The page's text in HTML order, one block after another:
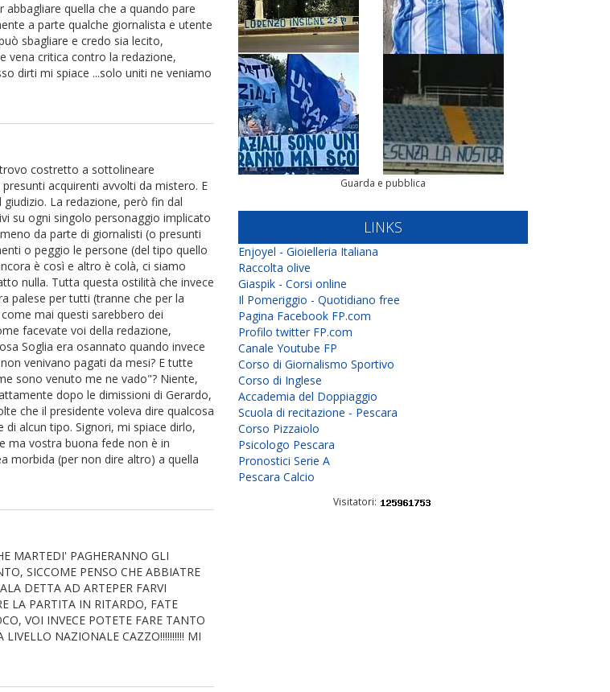
quella che a quando pare
a parte qualche giornalista e utente
sbagliare e credo sia lecito,
vena critica contro la redazione,
dirti mi spiace ...solo uniti ne veniamo
costretto a sottolineare
acquirenti avvolti da mistero. E
La redazione, però fin dal
su ogni singolo personaggio implicato
da parte di giornalisti (o presunti
o peggio le persone (del tipo quello
è così e altro è colà, ci siamo
nulla. Tutta questa ostilità che invece
palese per tutti (tranne che per la
mai questi sarebbero dei
facevate voi della redazione,
Soglia era osannato quando invece
venivano pagati da mesi? E tutte
sono venuto me ne vado"? Niente,
dopo le dimissioni di Gerardo,
che il presidente voleva dire qualcosa
alcun tipo. Signori, mi spiace dirlo,
ma vostra buona fede non è in
morbida (per non dire altro) a quella
MARTEDI' PAGHERANNO GLI
SICCOME PENSO CHE ABBIATRE
DETTA AD ARTEPER FARVI
LA PARTITA IN RITARDO, FATE
VOI INVECE POTETE FARE TANTO
NAZIONALE CAZZO!!!!!!!!!! MI
Guarda e pubblica
LINKS
Enjoyel - Gioielleria Italiana
Raccolta olive
Giaspik - Corsi online
Il Pomeriggio - Quotidiano free
Pagina Facebook FP.com
Profilo twitter FP.com
Canale Youtube FP
Corso di Giornalismo Sportivo
Corso di Inglese
Accademia del Doppiaggio
Scuola di recitazione - Pescara
Corso Pizzaiolo
Psicologo Pescara
Pronostici Serie A
Pescara Calcio
Visitatori: